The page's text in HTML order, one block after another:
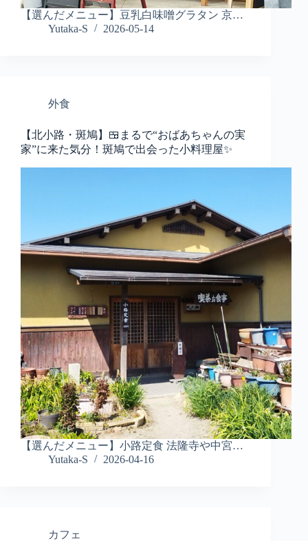
【選んだメニュー】豆乳白味噌グラタン 京…
Yutaka-S
2026-05-14
外食
【北小路・斑鳩】🍱まるで“おばあちゃんの実
家”に来た気分！斑鳩で出会った小料理屋✨
【選んだメニュー】小路定食 法隆寺や中宮…
Yutaka-S
2026-04-16
カフェ